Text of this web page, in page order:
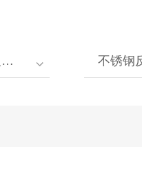
不锈钢